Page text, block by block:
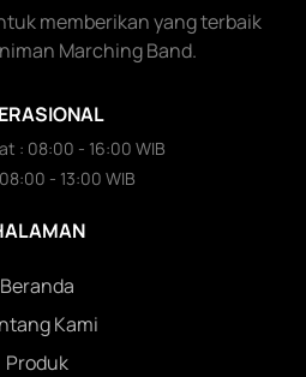
memberikan yang terbaik
Marching Band.
: 08:00 - 16:00 WIB
- 13:00 WIB
Beranda
Kami
Produk